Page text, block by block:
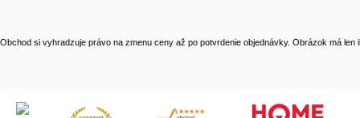
Obchod si vyhradzuje právo na zmenu ceny až po potvrdenie objednávky. Obrázok má len